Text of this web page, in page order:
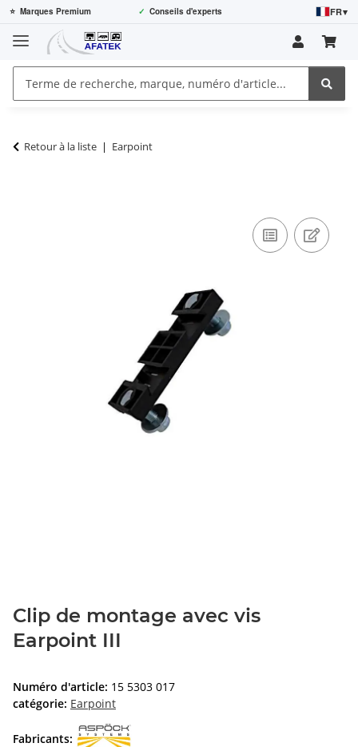
⭐ Marques Premium ✓ Conseils d'experts FR▾
Retour à la liste Earpoint
Clip de montage avec vis
Earpoint III
Numéro d'article: 15 5303 017
catégorie: Earpoint
Fabricants: